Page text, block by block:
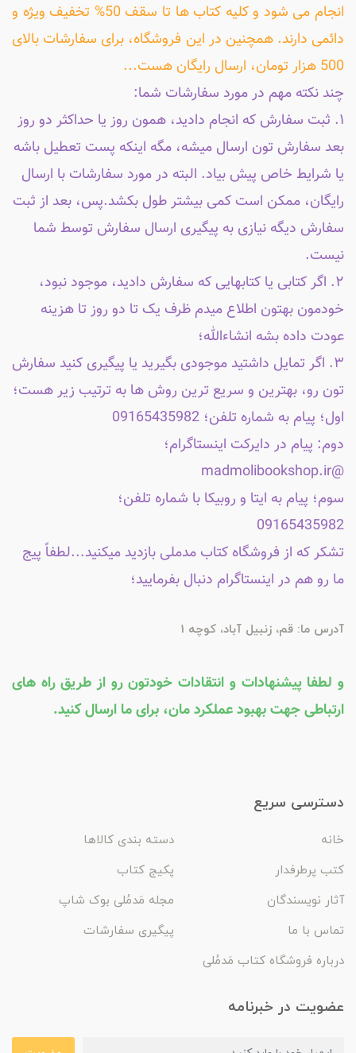
انجام می شود و کلیه کتاب ها تا سقف 50% تخفیف ویژه و
دائمی دارند. همچنین در این فروشگاه، برای سفارشات بالای
500 هزار تومان، ارسال رایگان هست...
چند نکته مهم در مورد سفارشات شما:
۱. ثبت سفارش که انجام دادید، همون روز یا حداکثر دو روز
بعد سفارش تون ارسال میشه، مگه اینکه پست تعطیل باشه
یا شرایط خاص پیش بیاد. البته در مورد سفارشات با ارسال
رایگان، ممکن است کمی بیشتر طول بکشد.پس، بعد از ثبت
سفارش دیگه نیازی به پیگیری ارسال سفارش توسط شما
نیست.
۲. اگر کتابی یا کتابهایی که سفارش دادید، موجود نبود،
خودمون بهتون اطلاع میدم ظرف یک تا دو روز تا هزینه
عودت داده بشه انشاءالله؛
۳. اگر تمایل داشتید موجودی بگیرید یا پیگیری کنید سفارش
تون رو، بهترین و سریع ترین روش ها به ترتیب زیر هست؛
اول؛ پیام به شماره تلفن؛ 09165435982
دوم: پیام در دایرکت اینستاگرام؛
@madmolibookshop.ir
سوم؛ پیام به ایتا و روبیکا با شماره تلفن؛
09165435982
تشکر که از فروشگاه کتاب مدملی بازدید میکنید...لطفاً پیج
ما رو هم در اینستاگرام دنبال بفرمایید؛
آدرس ما: قم، زنبیل آباد، کوچه 1
و لطفا پیشنهادات و انتقادات خودتون رو از طریق راه های
ارتباطی جهت بهبود عملکرد مان، برای ما ارسال کنید.
دسترسی سریع
خانه
دسته بندی کالاها
کتب پرطرفدار
پکیج کتاب
آثار نویسندگان
مجله مَدمُلی بوک شاپ
تماس با ما
پیگیری سفارشات
درباره فروشگاه کتاب مَدمُلی
عضویت در خبرنامه